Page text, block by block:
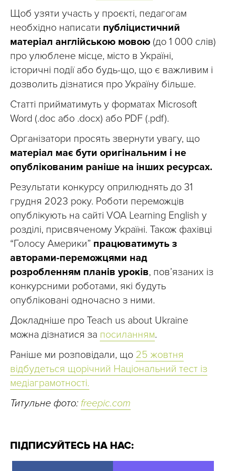
Щоб узяти участь у проєкті, педагогам
необхідно написати публіцистичний
матеріал англійською мовою (до 1 000 слів)
про улюблене місце, місто в Україні,
історичні події або будь-що, що є важливим і
дозволить дізнатися про Україну більше.
Статті прийматимуть у форматах Microsoft
Word (.doc або .docx) або PDF (.pdf).
Організатори просять звернути увагу, що
матеріал має бути оригінальним і не
опублікованим раніше на інших ресурсах.
Результати конкурсу оприлюднять до 31
грудня 2023 року. Роботи переможців
опублікують на сайті VOA Learning English у
розділі, присвяченому Україні. Також фахівці
“Голосу Америки” працюватимуть з
авторами-переможцями над
розробленням планів уроків, пов’язаних із
конкурсними роботами, які будуть
опубліковані одночасно з ними.
Докладніше про Teach us about Ukraine
можна дізнатися за посиланням.
Раніше ми розповідали, що 25 жовтня
відбудеться щорічний Національний тест із
медіаграмотності.
Титульне фото: freepic.com
ПІДПИСУЙТЕСЬ НА НАС: